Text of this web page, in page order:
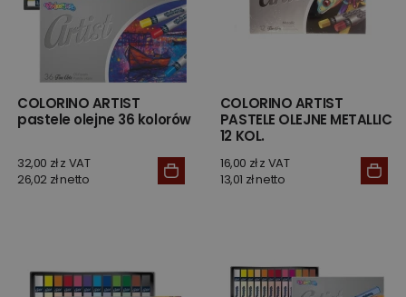
COLORINO ARTIST
pastele olejne 36 kolorów
32,00 zł z VAT
26,02 zł netto
COLORINO ARTIST
PASTELE OLEJNE METALLIC
12 KOL.
16,00 zł z VAT
13,01 zł netto